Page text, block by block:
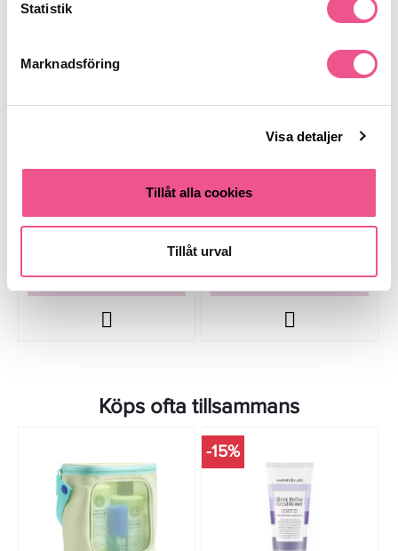
Statistik
Marknadsföring
Visa detaljer
Tillåt alla cookies
Tillåt urval
W7 Kiss Lipstick The Reds
25 kr
LÄGG I VARUKORGEN
Milani Easyliner Retractable Lip
109 kr 54,50 kr
LÄGG I VARUKORGEN
Köps ofta tillsammans
-15%